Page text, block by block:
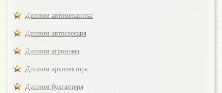
Диплом автомеханика
Диплом автослесаря
Диплом агронома
Диплом архитектора
Диплом бухгалтера